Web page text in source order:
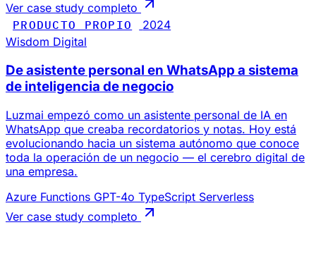
Ver case study completo
PRODUCTO PROPIO
2024
Wisdom Digital
De asistente personal en WhatsApp a sistema
de inteligencia de negocio
Luzmai empezó como un asistente personal de IA en
WhatsApp que creaba recordatorios y notas. Hoy está
evolucionando hacia un sistema autónomo que conoce
toda la operación de un negocio — el cerebro digital de
una empresa.
Azure Functions GPT-4o TypeScript Serverless
Ver case study completo